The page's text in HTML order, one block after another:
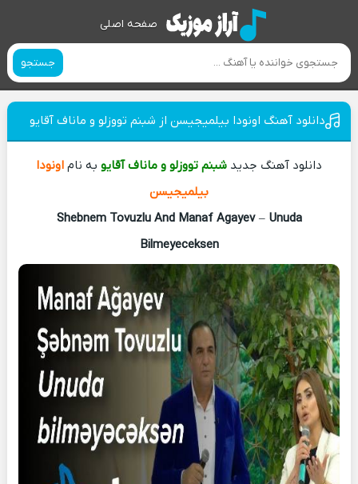
صفحه اصلی
جستجو
دانلود آهنگ اونودا بیلمیجیسن از شبنم تووزلو و ماناف آقایو
دانلود آهنگ جدید شبنم تووزلو و ماناف آقایو به نام اونودا
بیلمیجیسن
Shebnem Tovuzlu And Manaf Agayev – Unuda
Bilmeyeceksen